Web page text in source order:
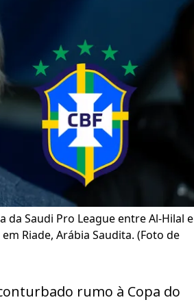
da Saudi Pro League entre Al-Hilal e
Riade, Arábia Saudita. (Foto de
rumo à Copa do